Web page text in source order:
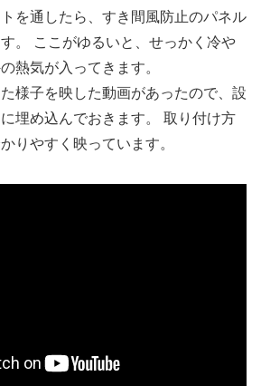
を通したら、すき間風防止のパネル
。 ここがゆるいと、せっかく冷や
熱気が入ってきます。
様子を映した動画があったので、設
埋め込んでおきます。 取り付け方
りやすく映っています。